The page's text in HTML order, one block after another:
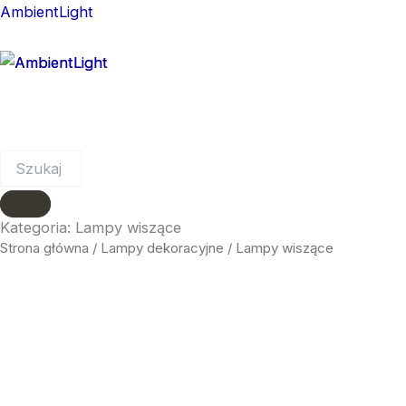
Skip
content
AmbientLight
Kategoria: Lampy wiszące
Strona główna / Lampy dekoracyjne / Lampy wiszące